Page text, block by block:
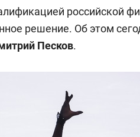
российской
решение. Об этом
Песков.
камер до квартиры и Face
вместо ключа: какой будет
в ЖК «Нова»